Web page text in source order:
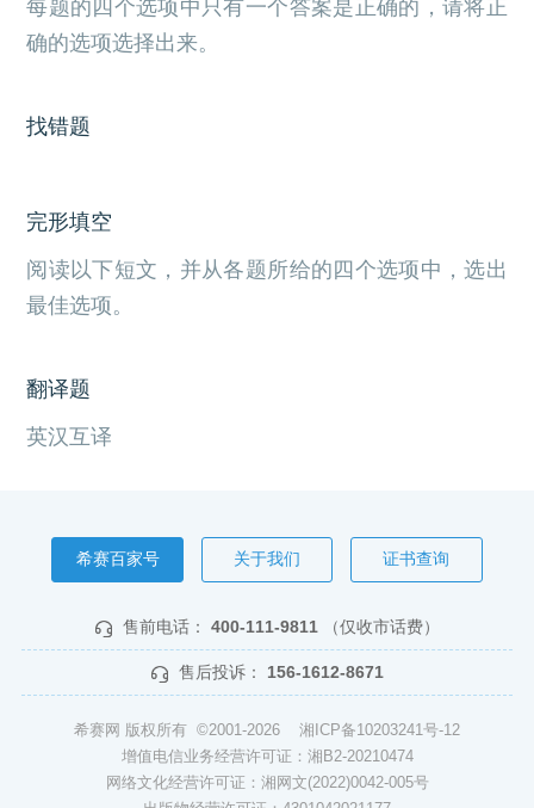
每题的四个选项中只有一个答案是正确的，请将正
确的选项选择出来。
找错题
完形填空
阅读以下短文，并从各题所给的四个选项中，选出
最佳选项。
翻译题
英汉互译
希赛百家号 关于我们 证书查询
售前电话： 400-111-9811 （仅收市话费）
售后投诉： 156-1612-8671
希赛网 版权所有 ©2001-2026 湘ICP备10203241号-12
增值电信业务经营许可证：湘B2-20210474
网络文化经营许可证：湘网文(2022)0042-005号